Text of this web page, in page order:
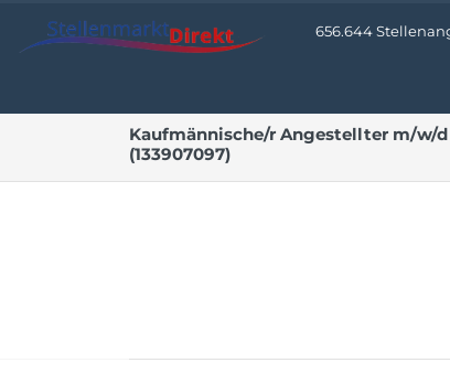
656.644
Kaufmännische/r Angestellter m/w/
(133907097)